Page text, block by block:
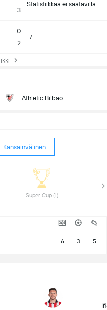
3
Statistiikkaa ei saatavilla
0
2
7
Athletic Bilbao
Kansainvälinen
Super Cup (1)
6 3 5